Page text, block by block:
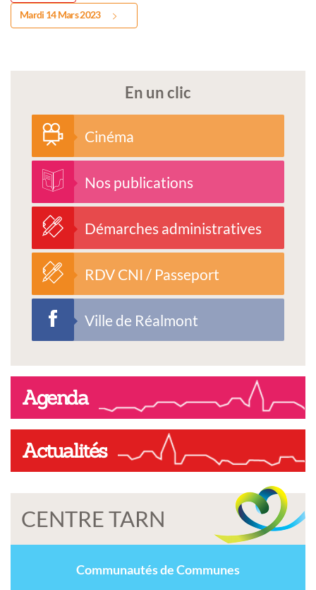
Mardi 14 Mars 2023
En un clic
Cinéma
Nos publications
Démarches administratives
RDV CNI / Passeport
Ville de Réalmont
Agenda
Actualités
CENTRE TARN
Communautés de Communes